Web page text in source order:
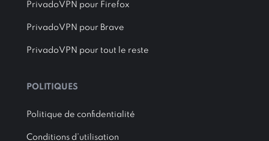
PrivadoVPN pour Firefox
PrivadoVPN pour Brave
PrivadoVPN pour tout le reste
POLITIQUES
Politique de confidentialité
Conditions d’utilisation